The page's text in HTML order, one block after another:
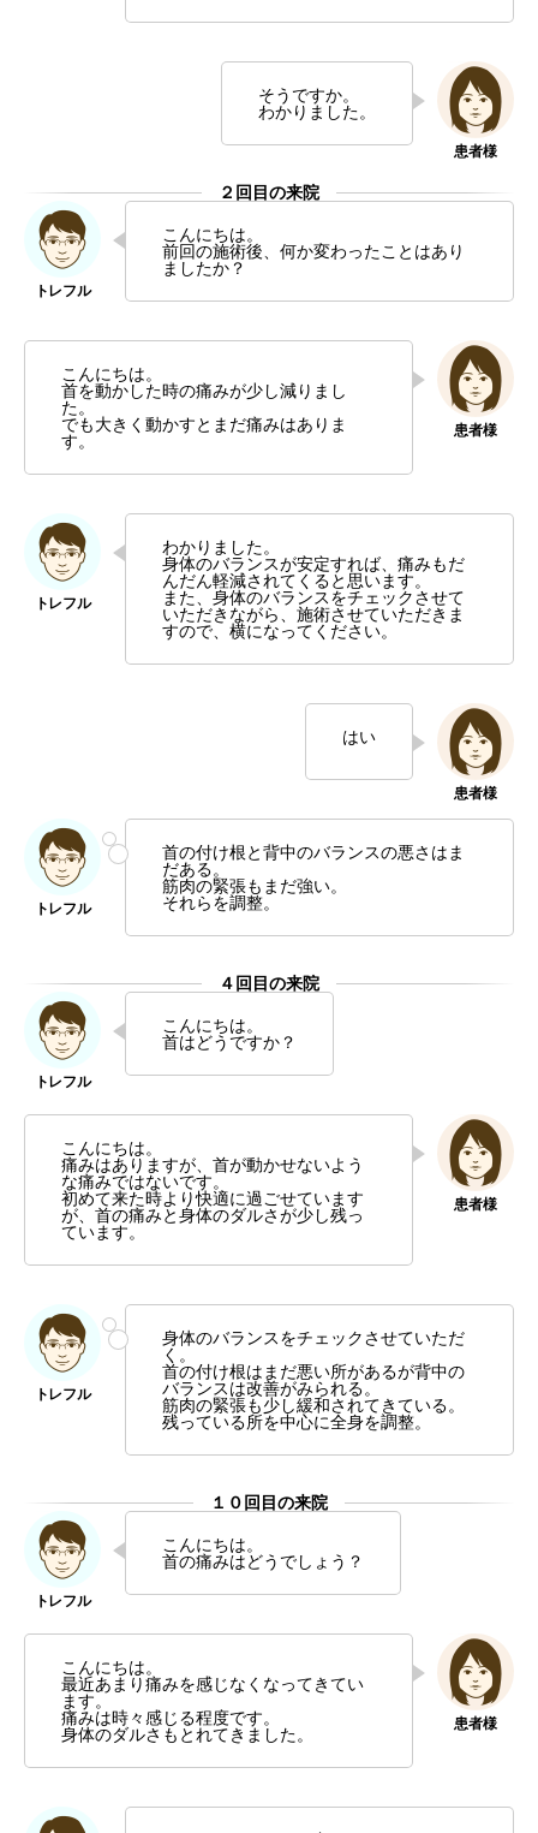
そうですか。
わかりました。
２回目の来院
こんにちは。
前回の施術後、何か変わったことはあり
ましたか？
こんにちは。
首を動かした時の痛みが少し減りまし
た。
でも大きく動かすとまだ痛みはありま
す。
わかりました。
身体のバランスが安定すれば、痛みもだ
んだん軽減されてくると思います。
また、身体のバランスをチェックさせて
いただきながら、施術させていただきま
すので、横になってください。
はい
首の付け根と背中のバランスの悪さはま
だある。
筋肉の緊張もまだ強い。
それらを調整。
４回目の来院
こんにちは。
首はどうですか？
こんにちは。
痛みはありますが、首が動かせないよう
な痛みではないです。
初めて来た時より快適に過ごせています
が、首の痛みと身体のダルさが少し残っ
ています。
身体のバランスをチェックさせていただ
く。
首の付け根はまだ悪い所があるが背中の
バランスは改善がみられる。
筋肉の緊張も少し緩和されてきている。
残っている所を中心に全身を調整。
１０回目の来院
こんにちは。
首の痛みはどうでしょう？
こんにちは。
最近あまり痛みを感じなくなってきてい
ます。
痛みは時々感じる程度です。
身体のダルさもとれてきました。